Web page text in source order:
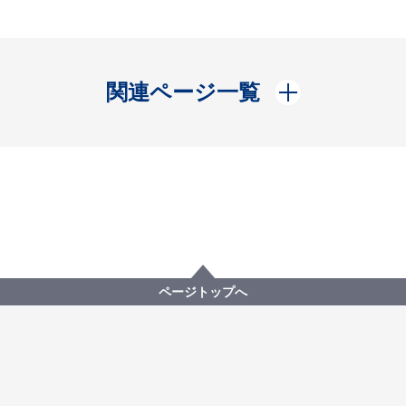
関連ページ一覧
開く
ページトップへ